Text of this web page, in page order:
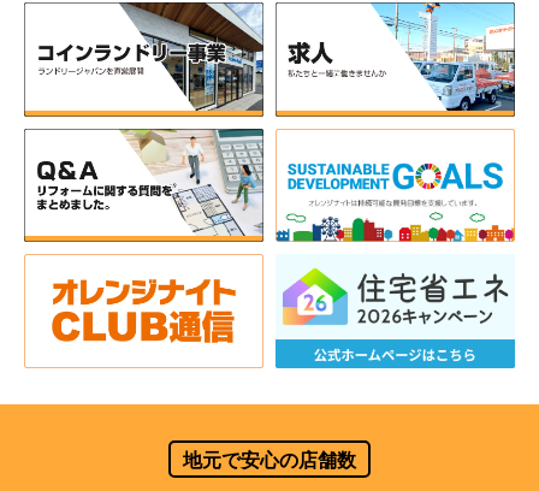
地元で安心の店舗数